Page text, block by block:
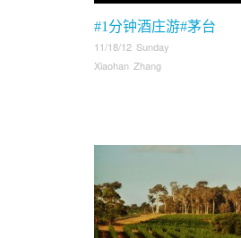
#1分钟酒庄游#茅台
11/18/12 Sunday
Xiaohan Zhang